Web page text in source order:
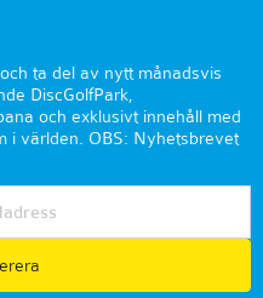
ta del av nytt månadsvis
DiscGolfPark,
och exklusivt innehåll med
i världen. OBS: Nyhetsbrevet